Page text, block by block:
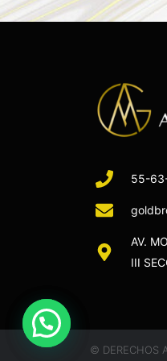
55-
AV.
III
© DERECHOS